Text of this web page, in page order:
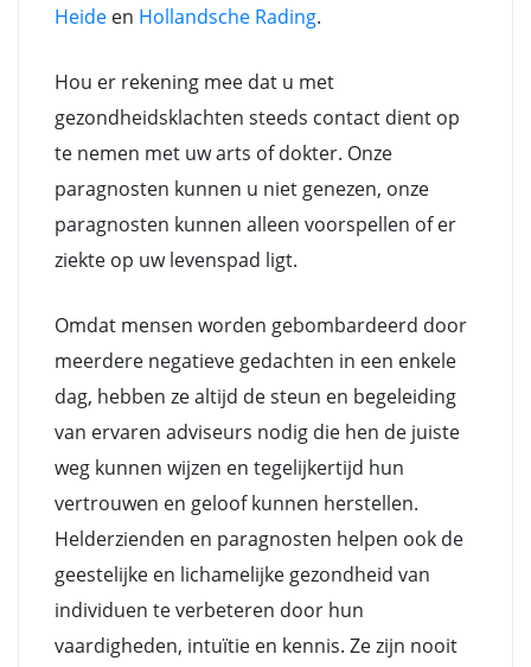
Heide en Hollandsche Rading.
Hou er rekening mee dat u met
gezondheidsklachten steeds contact dient op
te nemen met uw arts of dokter. Onze
paragnosten kunnen u niet genezen, onze
paragnosten kunnen alleen voorspellen of er
ziekte op uw levenspad ligt.
Omdat mensen worden gebombardeerd door
meerdere negatieve gedachten in een enkele
dag, hebben ze altijd de steun en begeleiding
van ervaren adviseurs nodig die hen de juiste
weg kunnen wijzen en tegelijkertijd hun
vertrouwen en geloof kunnen herstellen.
Helderzienden en paragnosten helpen ook de
geestelijke en lichamelijke gezondheid van
individuen te verbeteren door hun
vaardigheden, intuïtie en kennis. Ze zijn nooit